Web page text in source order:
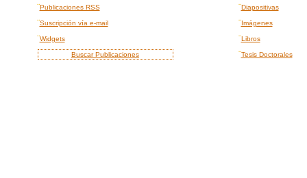
¨Publicaciones RSS ¨Diapositivas
¨Suscripción vía e-mail ¨Imágenes
¨Widgets ¨Libros
Buscar Publicaciones ¨Tesis Doctorales